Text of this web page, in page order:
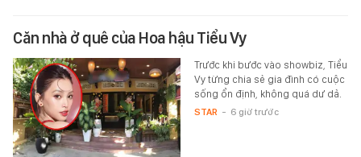
Căn nhà ở quê của Hoa hậu Tiểu Vy
Trước khi bước vào showbiz, Tiểu
Vy từng chia sẻ gia đình có cuộc
sống ổn định, không quá dư dả.
STAR - 6 giờ trước